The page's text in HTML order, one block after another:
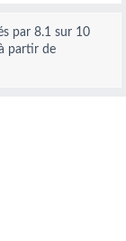
par 8.1 sur 10
partir de